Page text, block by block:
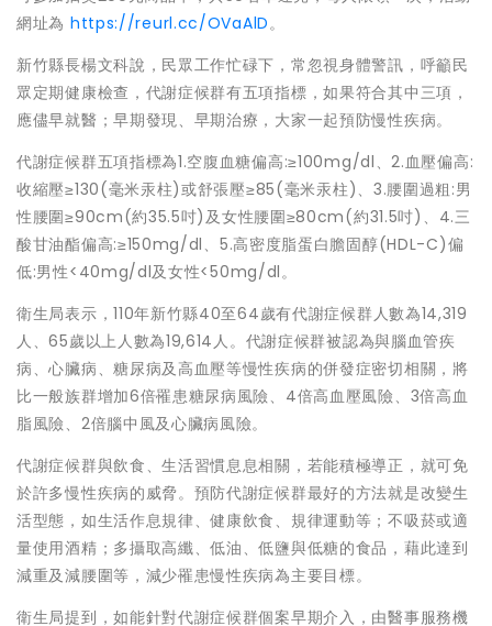
網址為 https://reurl.cc/OVaAlD。
新竹縣長楊文科說，民眾工作忙碌下，常忽視身體警訊，呼籲民
眾定期健康檢查，代謝症候群有五項指標，如果符合其中三項，
應儘早就醫；早期發現、早期治療，大家一起預防慢性疾病。
代謝症候群五項指標為1.空腹血糖偏高:≥100mg/dl、2.血壓偏高:
收縮壓≥130(毫米汞柱)或舒張壓≥85(毫米汞柱)、3.腰圍過粗:男
性腰圍≥90cm(約35.5吋)及女性腰圍≥80cm(約31.5吋)、4.三
酸甘油酯偏高:≥150mg/dl、5.高密度脂蛋白膽固醇(HDL-C)偏
低:男性<40mg/dl及女性<50mg/dl。
衛生局表示，110年新竹縣40至64歲有代謝症候群人數為14,319
人、65歲以上人數為19,614人。代謝症候群被認為與腦血管疾
病、心臟病、糖尿病及高血壓等慢性疾病的併發症密切相關，將
比一般族群增加6倍罹患糖尿病風險、4倍高血壓風險、3倍高血
脂風險、2倍腦中風及心臟病風險。
代謝症候群與飲食、生活習慣息息相關，若能積極導正，就可免
於許多慢性疾病的威脅。預防代謝症候群最好的方法就是改變生
活型態，如生活作息規律、健康飲食、規律運動等；不吸菸或適
量使用酒精；多攝取高纖、低油、低鹽與低糖的食品，藉此達到
減重及減腰圍等，減少罹患慢性疾病為主要目標。
衛生局提到，如能針對代謝症候群個案早期介入，由醫事服務機